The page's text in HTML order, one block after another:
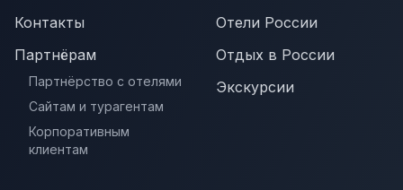
Контакты
Партнёрам
Партнёрство с отелями
Сайтам и турагентам
Корпоративным
клиентам
Отели России
Отдых в России
Экскурсии